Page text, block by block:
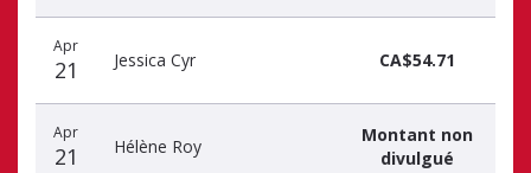
Apr
21 Jessica Cyr CA$54.71
Apr
21 Hélène Roy
Montant non
divulgué